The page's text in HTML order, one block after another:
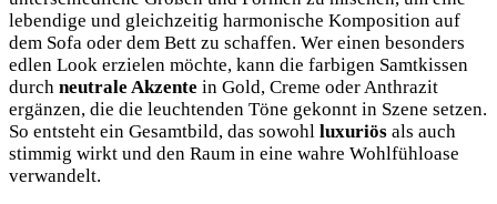
lebendige und gleichzeitig harmonische Komposition auf
dem Sofa oder dem Bett zu schaffen. Wer einen besonders
edlen Look erzielen möchte, kann die farbigen Samtkissen
durch neutrale Akzente in Gold, Creme oder Anthrazit
ergänzen, die die leuchtenden Töne gekonnt in Szene setzen.
So entsteht ein Gesamtbild, das sowohl luxuriös als auch
stimmig wirkt und den Raum in eine wahre Wohlfühloase
verwandelt.